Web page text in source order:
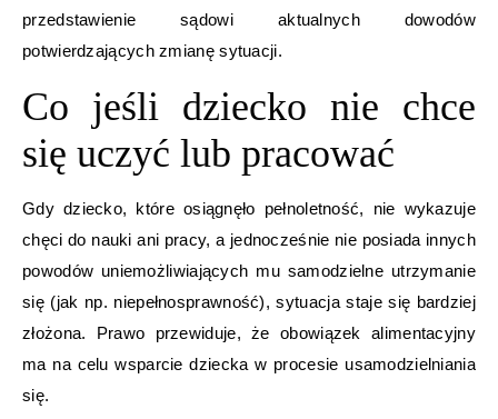
przedstawienie sądowi aktualnych dowodów
potwierdzających zmianę sytuacji.
Co jeśli dziecko nie chce
się uczyć lub pracować
Gdy dziecko, które osiągnęło pełnoletność, nie wykazuje
chęci do nauki ani pracy, a jednocześnie nie posiada innych
powodów uniemożliwiających mu samodzielne utrzymanie
się (jak np. niepełnosprawność), sytuacja staje się bardziej
złożona. Prawo przewiduje, że obowiązek alimentacyjny
ma na celu wsparcie dziecka w procesie usamodzielniania
się.